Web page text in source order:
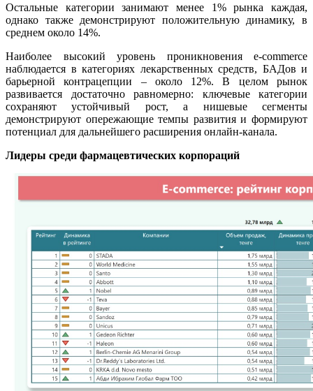
Остальные категории занимают менее 1% рынка каждая,
однако также демонстрируют положительную динамику, в
среднем около 14%.
Наиболее высокий уровень проникновения e-commerce
наблюдается в категориях лекарственных средств, БАДов и
барьерной контрацепции – около 12%. В целом рынок
развивается достаточно равномерно: ключевые категории
сохраняют устойчивый рост, а нишевые сегменты
демонстрируют опережающие темпы развития и формируют
потенциал для дальнейшего расширения онлайн-канала.
Лидеры среди фармацевтических корпораций